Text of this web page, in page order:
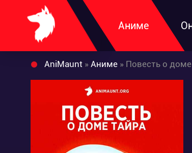
Аниме
AniMaunt » Аниме » Повесть о